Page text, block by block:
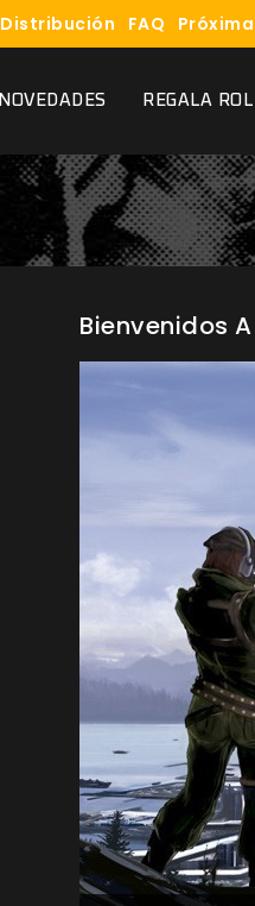
Distribución FAQ
NOVEDADES REGALA ROL
Bienvenidos